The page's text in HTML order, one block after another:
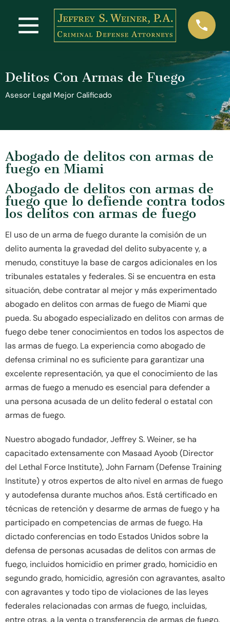
Delitos Con Armas de Fuego
Asesor Legal Mejor Calificado
Abogado de delitos con armas de
fuego en Miami
Abogado de delitos con armas de
fuego que lo defiende contra todos
los delitos con armas de fuego
El uso de un arma de fuego durante la comisión de un
delito aumenta la gravedad del delito subyacente y, a
menudo, constituye la base de cargos adicionales en los
tribunales estatales y federales. Si se encuentra en esta
situación, debe contratar al mejor y más experimentado
abogado en delitos con armas de fuego de Miami que
pueda. Su abogado especializado en delitos con armas de
fuego debe tener conocimientos en todos los aspectos de
las armas de fuego. La experiencia como abogado de
defensa criminal no es suficiente para garantizar una
excelente representación, ya que el conocimiento de las
armas de fuego a menudo es esencial para defender a
una persona acusada de un delito federal o estatal con
armas de fuego.
Nuestro abogado fundador, Jeffrey S. Weiner, se ha
capacitado extensamente con Masaad Ayoob (Director
del Lethal Force Institute), John Farnam (Defense Training
Institute) y otros expertos de alto nivel en armas de fuego
y autodefensa durante muchos años. Está certificado en
técnicas de retención y desarme de armas de fuego y ha
participado en competencias de armas de fuego. Ha
dictado conferencias en todo Estados Unidos sobre la
defensa de personas acusadas de delitos con armas de
fuego, incluidos homicidio en primer grado, homicidio en
segundo grado, homicidio, agresión con agravantes, asalto
con agravantes y todo tipo de violaciones de las leyes
federales relacionadas con armas de fuego, incluidas,
entre otras, a la venta o transferencia de armas de fuego.